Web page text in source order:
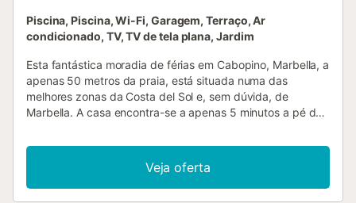
Piscina, Piscina, Wi-Fi, Garagem, Terraço, Ar
condicionado, TV, TV de tela plana, Jardim
Esta fantástica moradia de férias em Cabopino, Marbella, a
apenas 50 metros da praia, está situada numa das
melhores zonas da Costa del Sol e, sem dúvida, de
Marbella. A casa encontra-se a apenas 5 minutos a pé do
também a uma curta distância a pé da melhor praia da
Costa del Sol. Também a apenas 5 minutos de carro
encontra-se um dos campos de golfe mais prestigiados da
costa. A moradia tem capacidade para 10 adultos, sendo
Veja oferta